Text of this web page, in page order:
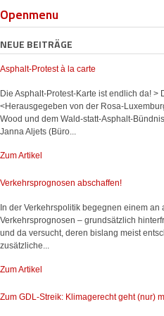
Openmenu
NEUE BEITRÄGE
Asphalt-Protest à la carte
Die Asphalt-Protest-Karte ist endlich da!
<Herausgegeben von der Rosa-
Wood und dem Wald-statt-Asphalt-
Janna Aljets (Büro...
Zum Artikel
Verkehrsprognosen abschaffen!
In der Verkehrspolitik begegnen einem an
Verkehrsprognosen – grundsätzlich
und da versucht, deren bislang meist
zusätzliche...
Zum Artikel
Zum GDL-Streik: Klimagerecht geht (nur)